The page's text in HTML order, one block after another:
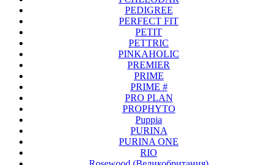
PEDIGREE
PERFECT FIT
PETIT
PETTRIC
PINKAHOLIC
PREMIER
PRIME
PRIME #
PRO PLAN
PROPHYTO
Puppia
PURINA
PURINA ONE
RIO